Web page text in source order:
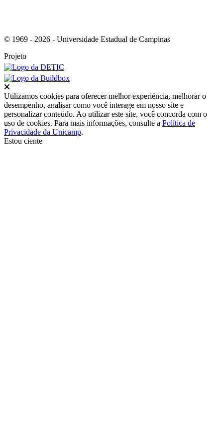
© 1969 - 2026 - Universidade Estadual de Campinas
Projeto
Utilizamos cookies para oferecer melhor experiência, melhorar o
desempenho, analisar como você interage em nosso site e
personalizar conteúdo. Ao utilizar este site, você concorda com o
uso de cookies. Para mais informações, consulte a Política de
Privacidade da Unicamp.
Estou ciente